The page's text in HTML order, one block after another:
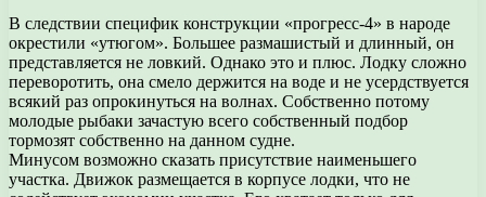
В следствии специфик конструкции «прогресс-4» в народе
окрестили «утюгом». Большее размашистый и длинный, он
представляется не ловкий. Однако это и плюс. Лодку сложно
переворотить, она смело держится на воде и не усердствуется
всякий раз опрокинуться на волнах. Собственно потому
молодые рыбаки зачастую всего собственный подбор
тормозят собственно на данном судне.
Минусом возможно сказать присутствие наименьшего
участка. Движок размещается в корпусе лодки, что не